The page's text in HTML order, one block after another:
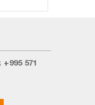
+995 571